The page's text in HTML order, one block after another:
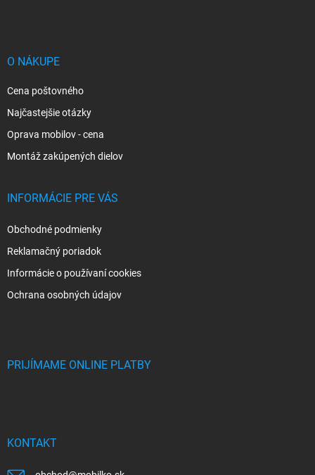
O NÁKUPE
Cena poštovného
Najčastejšie otázky
Oprava mobilov - cena
Montáž zakúpených dielov
INFORMÁCIE PRE VÁS
Obchodné podmienky
Reklamačný poriadok
Informácie o používaní cookies
Ochrana osobných údajov
PRIJÍMAME ONLINE PLATBY
KONTAKT